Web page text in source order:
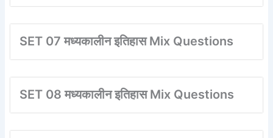
SET 07 मध्यकालीन इतिहास Mix Questions
SET 08 मध्यकालीन इतिहास Mix Questions